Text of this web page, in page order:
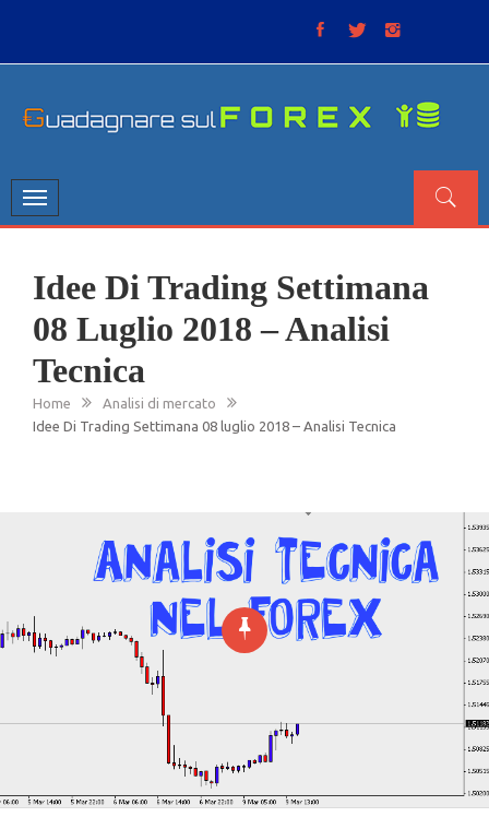
Toggle
navigation
Idee Di Trading Settimana
08 Luglio 2018 – Analisi
Tecnica
Home
Analisi di mercato
Idee Di Trading Settimana 08 luglio 2018 – Analisi Tecnica